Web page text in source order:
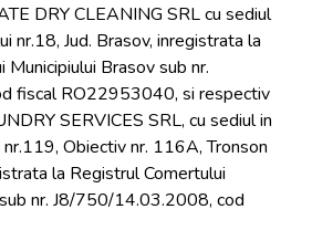
DRY CLEANING SRL cu sediul
nr.18, Jud. Brasov, inregistrata la
Brasov sub nr.
fiscal RO22953040, si respectiv
SERVICES SRL, cu sediul in
nr.119, Obiectiv nr. 116A, Tronson
la Registrul Comertului
nr. J8/750/14.03.2008, cod